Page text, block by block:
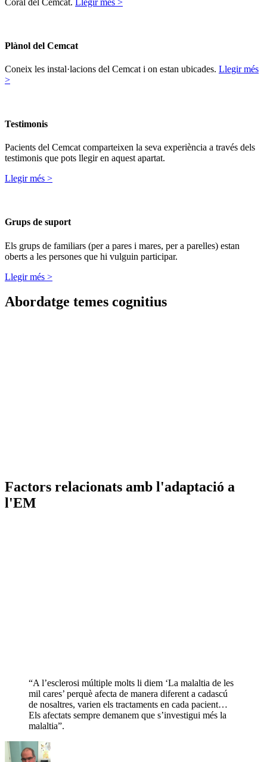
Coral del Cemcat. Llegir més >
Plànol del Cemcat
Coneix les instal·lacions del Cemcat i on estan ubicades. Llegir més
>
Testimonis
Pacients del Cemcat comparteixen la seva experiència a través dels
testimonis que pots llegir en aquest apartat.
Llegir més >
Grups de suport
Els grups de familiars (per a pares i mares, per a parelles) estan
oberts a les persones que hi vulguin participar.
Llegir més >
Abordatge temes cognitius
Factors relacionats amb l'adaptació a
l'EM
“A l’esclerosi múltiple molts li diem ‘La malaltia de les
mil cares’ perquè afecta de manera diferent a cadascú
de nosaltres, varien els tractaments en cada pacient…
Els afectats sempre demanem que s’investigui més la
malaltia”.